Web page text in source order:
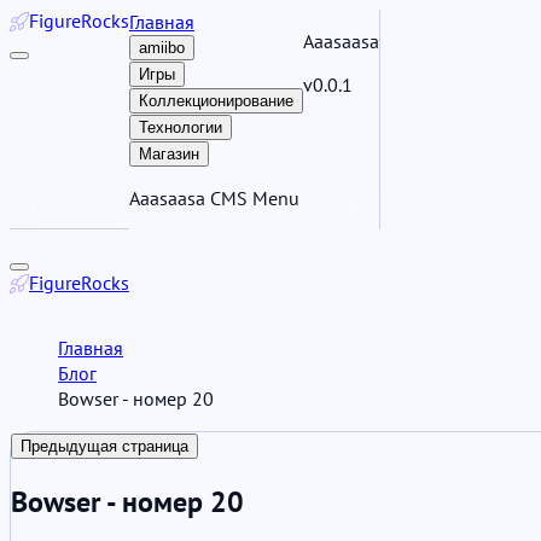
FigureRocksГлавная
amiibo
Игры
Коллекционирование
Технологии
Магазин
Aaasaasa CMS Menu
Aaasaasa
v0.0.1
FigureRocks
Главная
Блог
Bowser - номер 20
Предыдущая страница
Bowser - номер 20